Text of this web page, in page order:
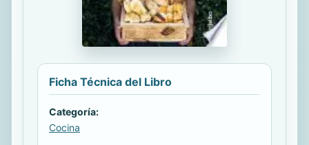
Ficha Técnica del Libro
Categoría:
Cocina